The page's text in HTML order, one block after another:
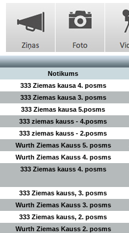
Notikums
333 Ziemas kausa 4. posms
333 Ziemas kausa 3. posms
333 Ziemas kausa 5.posms
333 ziemas kauss - 4.posms
333 ziemas kauss - 2.posms
Wurth Ziemas Kauss 5. posms
Wurth Ziemas Kauss 4. posms
333 Ziemas kauss 4. posms
333 Ziemas kauss, 3. posms
Wurth Ziemas Kauss 3. posms
333 Ziemas kauss, 2. posms
Wurth Ziemas Kauss 2. posms